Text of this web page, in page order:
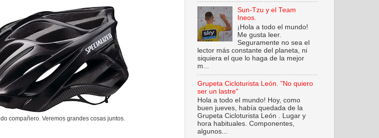
compañero. Veremos grandes cosas juntos.
Sun-Tzu y el Team
Ineos.
¡Hola a todo el mundo!
Me gusta leer.
Seguramente no sea el
lector más constante del planeta, ni
siquiera el que lo haga de la mejor
m...
Grupeta Cicloturista León. "No quiero
ser un lastre"
Hola a todo el mundo! Hoy, como
buen jueves, había quedada de la
Grupeta Cicloturista León . Lugar y
hora habituales. Componentes,
algunos...